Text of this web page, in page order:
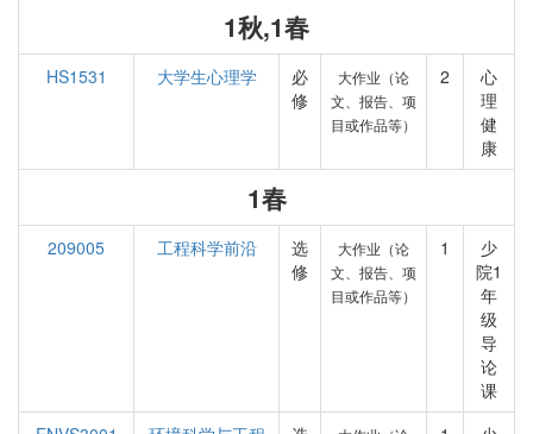
1秋,1春
HS1531 大学生心理学
必
修
大作业（论
文、报告、项
目或作品等）
2
心
理
健
康
1春
209005 工程科学前沿
选
修
大作业（论
文、报告、项
目或作品等）
1
少
院1
年
级
导
论
课